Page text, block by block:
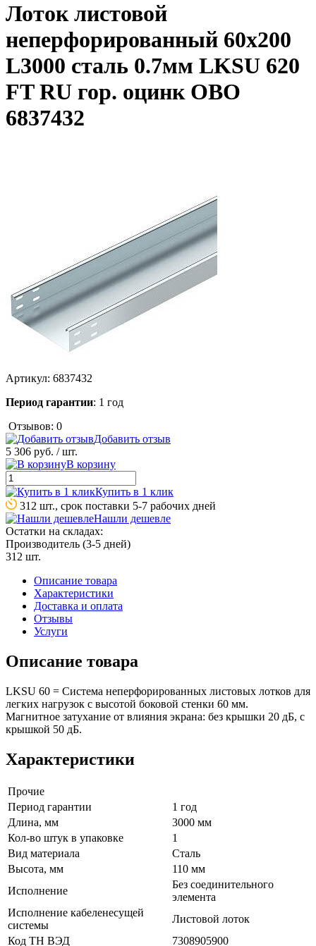
Лоток листовой
неперфорированный 60х200
L3000 сталь 0.7мм LKSU 620
FT RU гор. оцинк OBO
6837432
Артикул: 6837432
Период гарантии: 1 год
Отзывов: 0
Добавить отзыв
5 306 руб. / шт.
В корзину
Купить в 1 клик
312 шт., срок поставки 5-7 рабочих дней
Нашли дешевле
Остатки на складах:
Производитель (3-5 дней)
312 шт.
Описание товара
Характеристики
Доставка и оплата
Отзывы
Услуги
Описание товара
LKSU 60 = Система неперфорированных листовых лотков для
легких нагрузок с высотой боковой стенки 60 мм.
Магнитное затухание от влияния экрана: без крышки 20 дБ, с
крышкой 50 дБ.
Характеристики
Прочие
Период гарантии
1 год
Длина, мм
3000 мм
Кол-во штук в упаковке
1
Вид материала
Сталь
Высота, мм
110 мм
Исполнение
Без соединительного
элемента
Исполнение кабеленесущей
системы
Листовой лоток
Код ТН ВЭД
7308905900